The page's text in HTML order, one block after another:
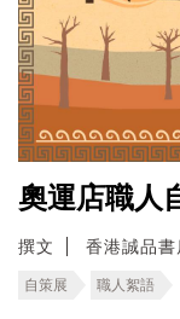
奧運店職人
撰文 香港誠品書
自策展 職人絮語